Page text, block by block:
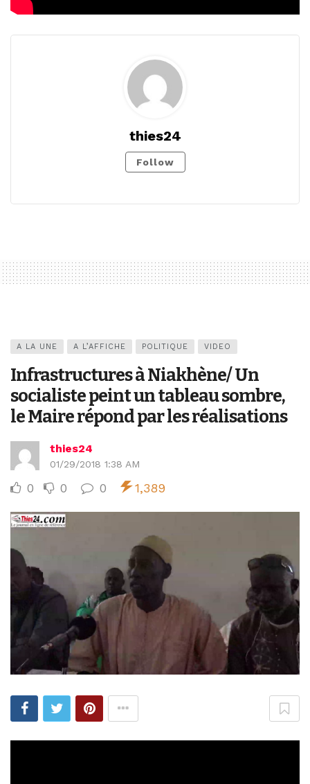
thies24
Follow
A LA UNE A L’AFFICHE POLITIQUE VIDEO
Infrastructures à Niakhène/ Un
socialiste peint un tableau sombre,
le Maire répond par les réalisations
thies24
01/29/2018 1:38 AM
0 0 0 1,389